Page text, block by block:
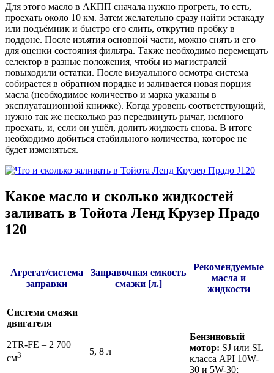
Для этого масло в АКПП сначала нужно прогреть, то есть,
проехать около 10 км. Затем желательно сразу найти эстакаду
или подъёмник и быстро его слить, открутив пробку в
поддоне. После изъятия основной части, можно снять и его
для оценки состояния фильтра. Также необходимо перемещать
селектор в разные положения, чтобы из магистралей
повыходили остатки. После визуального осмотра система
собирается в обратном порядке и заливается новая порция
масла (необходимое количество и марка указаны в
эксплуатационной книжке). Когда уровень соответствующий,
нужно так же несколько раз передвинуть рычаг, немного
проехать, и, если он ушёл, долить жидкость снова. В итоге
необходимо добиться стабильного количества, которое не
будет изменяться.
Какое масло и сколько жидкостей
заливать в Тойота Ленд Крузер Прадо
120
Агрегат/система
заправки
Заправочная емкость
смазки [л.]
Рекомендуемые
масла и
жидкости
Система смазки
двигателя
2TR-FE – 2 700
см3 5, 8 л
Бензиновый
мотор: SJ или SL
класса API 10W-
30 и 5W-30;